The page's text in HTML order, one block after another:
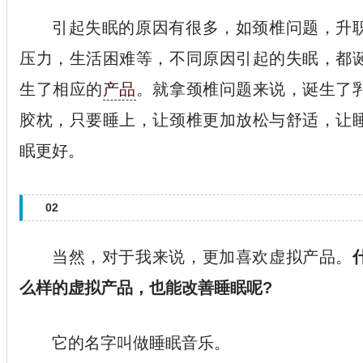
引起失眠的原因有很多，如颈椎问题，升
压力，生活困难等，不同原因引起的失眠，都
生了相应的产品。就拿颈椎问题来说，诞生了
胶枕，只要睡上，让颈椎更加放松与舒适，让
眠更好。
02
当然，对于我来说，更加喜欢虚拟产品。
么样的虚拟产品，也能改善睡眠呢?
它的名字叫做睡眠音乐。